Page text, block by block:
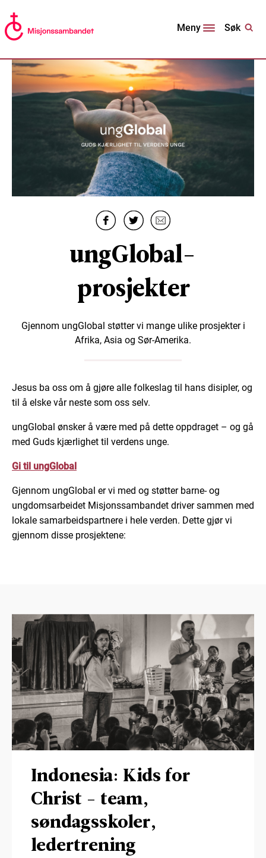
Meny Søk
ungGlobal-
prosjekter
Gjennom ungGlobal støtter vi mange ulike prosjekter i
Afrika, Asia og Sør-Amerika.
Jesus ba oss om å gjøre alle folkeslag til hans disipler, og
til å elske vår neste som oss selv.
ungGlobal ønsker å være med på dette oppdraget – og gå
med Guds kjærlighet til verdens unge.
Gi til ungGlobal
Gjennom ungGlobal er vi med og støtter barne- og
ungdomsarbeidet Misjonssambandet driver sammen med
lokale samarbeidspartnere i hele verden. Dette gjør vi
gjennom disse prosjektene:
Indonesia: Kids for
Christ - team,
søndagsskoler,
ledertrening